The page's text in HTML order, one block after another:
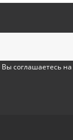
соглашаетесь на